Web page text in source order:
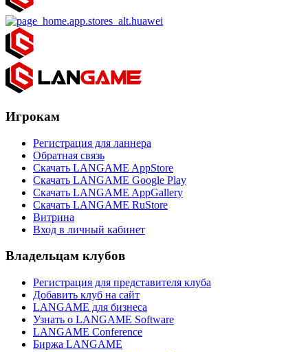
Игрокам
Регистрация для ланнера
Обратная связь
Скачать LANGAME AppStore
Скачать LANGAME Google Play
Скачать LANGAME AppGallery
Скачать LANGAME RuStore
Витрина
Вход в личный кабинет
Владельцам клубов
Регистрация для представителя клуба
Добавить клуб на сайт
LANGAME для бизнеса
Узнать о LANGAME Software
LANGAME Conference
Биржа LANGAME